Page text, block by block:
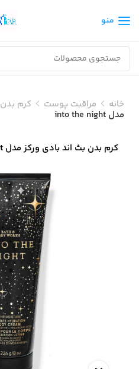
منو
خانه مراقبت پوست کرم بدن
مدل into the night
کرم بدن بث اند بادی ورکز مدل into the night